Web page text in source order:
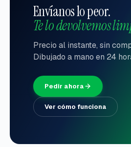
Envíanos lo peor.
Te lo devolvemos
Precio al instante, sin
Dibujado a mano en 24
Pedir ahora
Ver cómo funciona